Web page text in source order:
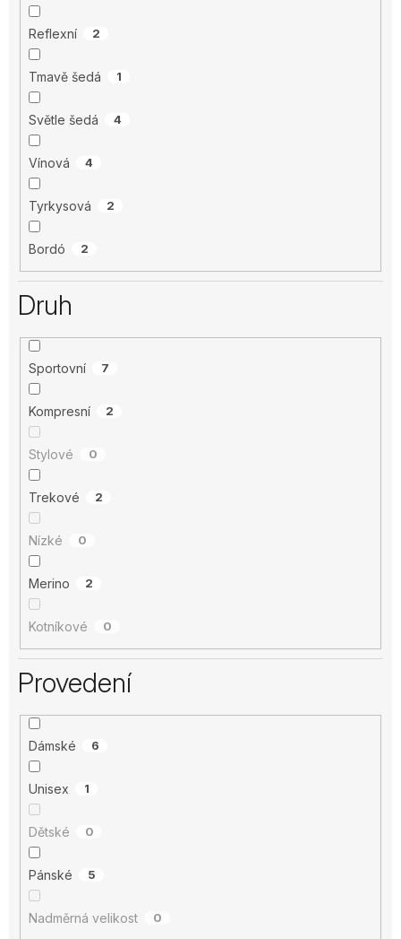
Reflexní 2
Tmavě šedá 1
Světle šedá 4
Vínová 4
Tyrkysová 2
Bordó 2
Druh
Sportovní 7
Kompresní 2
Stylové 0
Trekové 2
Nízké 0
Merino 2
Kotníkové 0
Provedení
Dámské 6
Unisex 1
Dětské 0
Pánské 5
Nadměrná velikost 0